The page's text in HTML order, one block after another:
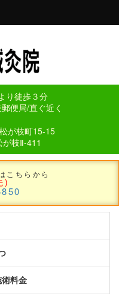
り徒歩３分
便局/直ぐ近く
が枝町15-15
枝Ⅱ-411
こちらから
)
料金